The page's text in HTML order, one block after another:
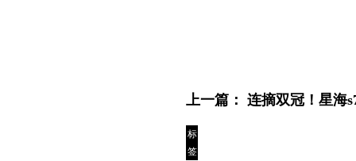
上一篇： 连摘双冠！星海
标
签